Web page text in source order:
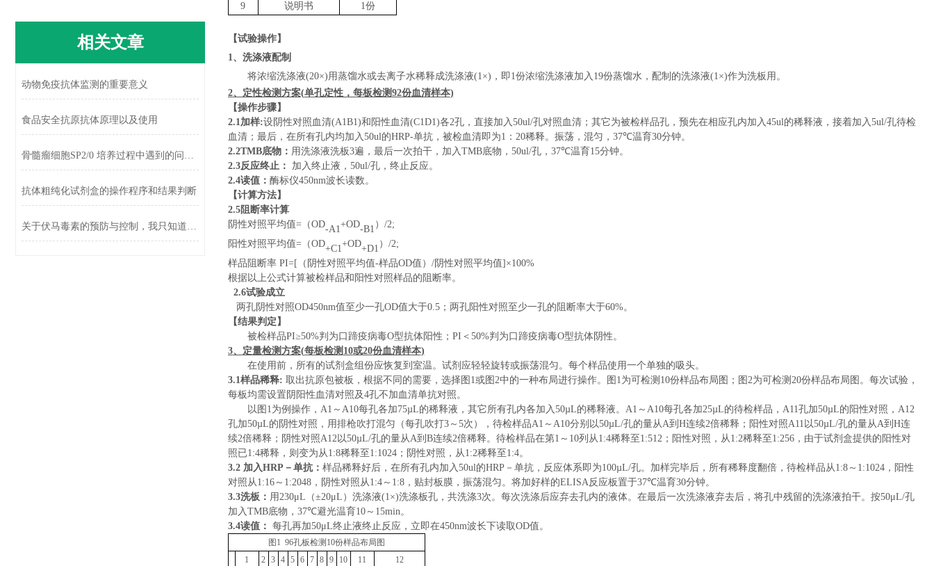
9
说明书 1份
【试验操作】
1、洗涤液配制
将浓缩洗涤液(20×)用蒸馏水或去离子水稀释成洗涤液(1×) ，即1份浓缩洗涤液加入 19份蒸馏水，配制的洗涤液(1×)作为洗板用。
2、定性检测方案(单孔定性，每板检测92份血清样本)
【操作步骤】
2.1加样:设阴性对照血清(A1B1)和阳性血清(C1D1)各2孔，直接加入50ul/孔对照血清；其它为被检样品孔，预先在相应孔内加入45ul的稀释液，接着加入5ul/孔待检
血清；最后，在所有孔内均加入50ul的HRP-单抗，被检血清即为1 ： 20稀释。振荡，混匀， 37℃温育30分钟。
2.2TMB底物： 用洗涤液洗板3遍，最后一次拍干，加入TMB底物， 50ul/孔， 37℃温育15分钟。
2.3反应终止： 加入终止液， 50ul/孔，终止反应。
2.4读值： 酶标仪450nm波长读数。
【计算方法】
2.5阻断率计算
阴性对照平均值=（OD-A1+OD-B1 ）/2;
阳性对照平均值=（OD+C1+OD+D1 ）/2;
样品 阻断率 PI=[（阴性对照平均值-样品OD值）/阴性对照平均值]×100%
根据以上公式计算被检样品和阳性对照样品的 阻断率。
2.6试验成立
两孔阴性对照OD450nm值至少一孔OD值大于0.5；两孔阳性对照至少一孔的 阻断率大于60%。
【结果判定】
被检样品PI≥50%判为口蹄疫病毒O型抗体阳性；PI＜50%判为口蹄疫病毒O型抗体阴性。
3、 定量检测方案(每板检测 10或20份血清样本)
在使用前，所有的试剂盒组份应恢复到 室温。试剂应轻轻旋转或振荡混匀。每个样品使用一个单独的吸头。
3.1样品稀释: 取出抗原包被板，根据不同的需要，选择图 1或图 2中的一种布局进行操作。图 1为可检测 10份样品布局图；图 2为可检测 20份样品布局图。每次试验，
每板均需设置阴阳性血清对照及4孔不加血清单抗对照。
以图 1为例操作， A1 ～ A10每孔各加75µL的稀释液 ，其它所有孔内各加入50µL的稀释液。 A1 ～ A10每孔各加25µL的待检样品 ， A11孔加50µL的阳性对照， A12
孔加50µL的阴性对照，用排枪吹打混匀（每孔吹打3～ 5次）， 待检样品A1 ～ A10分别 以50µL/孔的量从A到 H连续2倍稀释；阳性对照A11 以50µL/孔的量从A到 H连
续2倍稀释；阴性对照A12以50µL/孔的量从A到 B连续2倍稀释。 待检样品在第1 ～ 10列从1:4稀释至 1:512；阳性对照，从1:2稀释至 1:256，由于试剂盒提供的阳性对
照已1:4稀释，则变为从1:8稀释至 1:1024；阴性对照，从1:2稀释至 1:4。
3.2 加入HRP －单抗： 样品稀释好后，在所有孔内加入50ul的HRP－单抗，反应体系即为100µL/孔。 加样完毕后，所有稀释度翻倍，待检样品从1:8～ 1:1024，阳性
对照从1:16～ 1:2048，阴性对照从1:4～ 1:8，贴封板膜，振荡混匀。将加好样的ELISA反应板置于37℃温育30分钟。
3.3洗板： 用230μL （±20μL ）洗涤液(1×)洗涤板孔，共洗涤3次。每次洗涤后应弃去孔内的液体。在最后一次洗涤液弃去后，将孔中残留的洗涤液拍干。 按50μL/孔
加入TMB底物， 37℃避光温育10～ 15min。
3.4读值： 每孔再加50μL终止液终止反应，立即在450nm波长下读取OD值。
图 1 96孔板检测 10份样品布局图
1
2 3 4 5 6 7 8 9 10 11
12
相关文章
动物免疫抗体监测的重要意义
食品安全抗原抗体原理以及使用
骨髓瘤细胞SP2/0 培养过程中遇到的问题及对策
抗体粗纯化试剂盒的操作程序和结果判断
关于伏马毒素的预防与控制，我只知道这么多